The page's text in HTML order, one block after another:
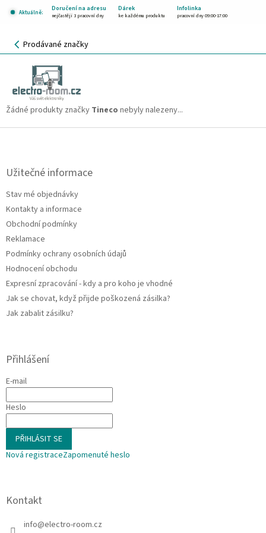
Aktuálně:
Doručení na adresu Dárek Infolinka
nejčastěji 3 pracovní dny ke každému produktu pracovní dny 09:00-17:00
NÁKUPNÍ
KOŠÍK
Prodávané značky
Tineco
Žádné produkty značky Tineco nebyly nalezeny...
Z
Užitečné informace
Stav mé objednávky
Kontakty a informace
Obchodní podmínky
Reklamace
Podmínky ochrany osobních údajů
Hodnocení obchodu
Expresní zpracování - kdy a pro koho je vhodné
Jak se chovat, když přijde poškozená zásilka?
Jak zabalit zásilku?
Přihlášení
E-mail
Heslo
PŘIHLÁSIT SE
Nová registraceZapomenuté heslo
Kontakt
info@electro-room.cz